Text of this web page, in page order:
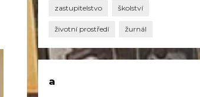
zastupitelstvo školství
životní prostředí žurnál
a